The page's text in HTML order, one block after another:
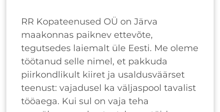
RR Kopateenused OÜ on Järva
maakonnas paiknev ettevõte,
tegutsedes laiemalt üle Eesti. Me oleme
töötanud selle nimel, et pakkuda
piirkondlikult kiiret ja usaldusväärset
teenust: vajadusel ka väljaspool tavalist
tööaega. Kui sul on vaja teha